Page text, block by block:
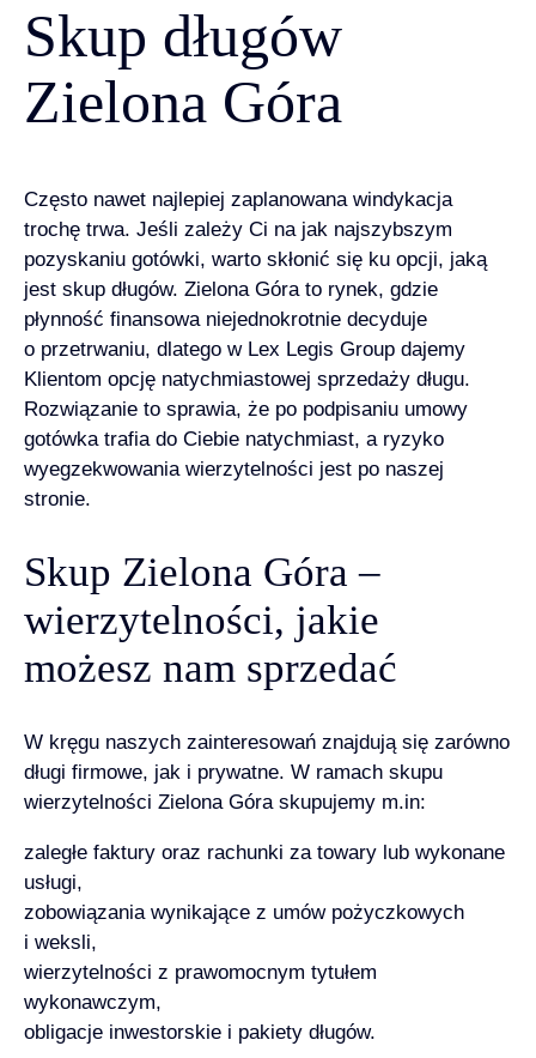
Skup długów
Zielona Góra
Często nawet najlepiej zaplanowana windykacja
trochę trwa. Jeśli zależy Ci na jak najszybszym
pozyskaniu gotówki, warto skłonić się ku opcji, jaką
jest skup długów. Zielona Góra to rynek, gdzie
płynność finansowa niejednokrotnie decyduje
o przetrwaniu, dlatego w Lex Legis Group dajemy
Klientom opcję natychmiastowej sprzedaży długu.
Rozwiązanie to sprawia, że po podpisaniu umowy
gotówka trafia do Ciebie natychmiast, a ryzyko
wyegzekwowania wierzytelności jest po naszej
stronie.
Skup Zielona Góra –
wierzytelności, jakie
możesz nam sprzedać
W kręgu naszych zainteresowań znajdują się zarówno
długi firmowe, jak i prywatne. W ramach skupu
wierzytelności Zielona Góra skupujemy m.in:
zaległe faktury oraz rachunki za towary lub wykonane
usługi,
zobowiązania wynikające z umów pożyczkowych
i weksli,
wierzytelności z prawomocnym tytułem
wykonawczym,
obligacje inwestorskie i pakiety długów.